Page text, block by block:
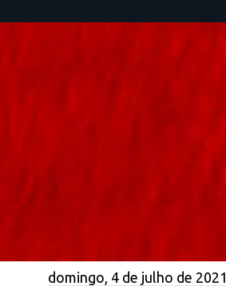
domingo, 4 de julho de 2021